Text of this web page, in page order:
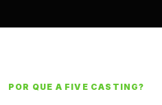
POR QUE A FIVE CASTING?